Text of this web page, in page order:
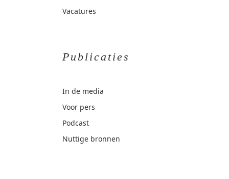
Vacatures
Publicaties
In de media
Voor pers
Podcast
Nuttige bronnen